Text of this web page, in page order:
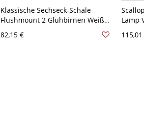
Klassische Sechseck-Schale
Flushmount 2 Glühbirnen Weiß
Deckenleuchte in Schwarz -
82,15 €
Lamp